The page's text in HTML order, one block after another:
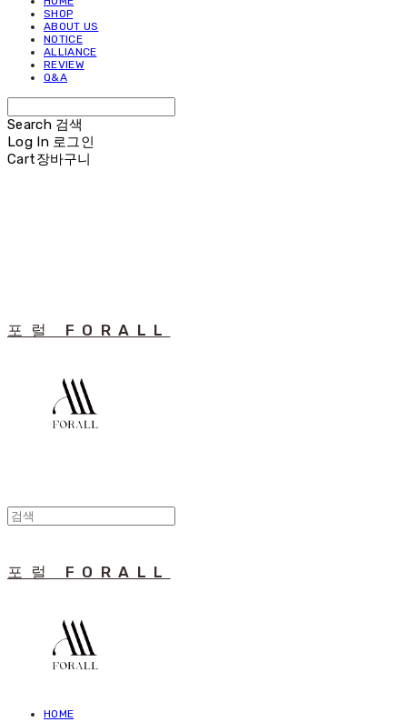
SHOP
ABOUT US
NOTICE
ALLIANCE
REVIEW
Q&A
Search 검색
Log In 로그인
Cart장바구니
포럴 FORALL
포럴 FORALL
HOME